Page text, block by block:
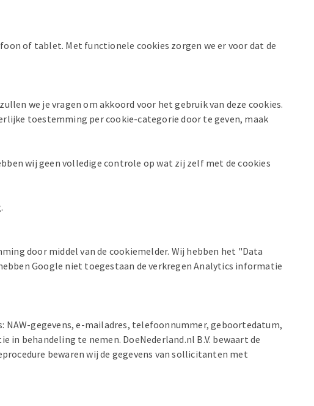
of tablet. Met functionele cookies zorgen we er voor dat de
we je vragen om akkoord voor het gebruik van deze cookies.
toestemming per cookie-categorie door te geven, maak
wij geen volledige controle op wat zij zelf met de cookies
door middel van de cookiemelder. Wij hebben het "Data
Google niet toegestaan de verkregen Analytics informatie
NAW-gegevens, e-mailadres, telefoonnummer, geboortedatum,
behandeling te nemen. DoeNederland.nl B.V. bewaart de
bewaren wij de gegevens van sollicitanten met